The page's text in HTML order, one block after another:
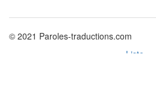
© 2021 Paroles-traductions.com
Liste